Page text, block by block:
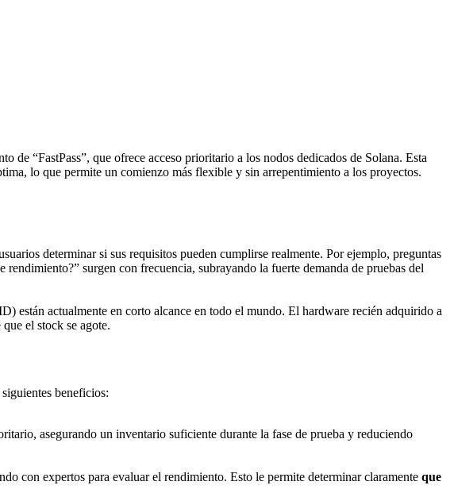
“FastPass”, que ofrece acceso prioritario a los nodos dedicados de Solana. Esta
lo que permite un comienzo más flexible y sin arrepentimiento a los proyectos.
determinar si sus requisitos pueden cumplirse realmente. Por ejemplo, preguntas
surgen con frecuencia, subrayando la fuerte demanda de pruebas del
están actualmente en corto alcance en todo el mundo. El hardware recién adquirido a
el stock se agote.
beneficios:
asegurando un inventario suficiente durante la fase de prueba y reduciendo
con expertos para evaluar el rendimiento. Esto le permite determinar claramente que